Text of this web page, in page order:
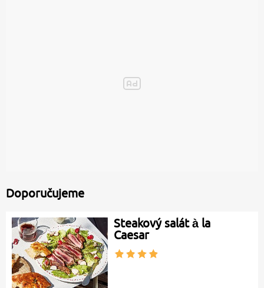
Doporučujeme
Steakový salát à la
Caesar